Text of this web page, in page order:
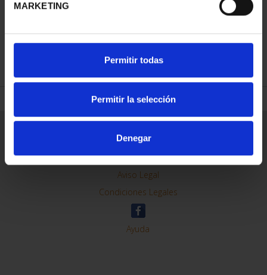
MARKETING
Permitir todas
Permitir la selección
Denegar
REFINAR
Contacto
Preguntas Frequentes (FAQs)
Aviso Legal
Condiciones Legales
Ayuda